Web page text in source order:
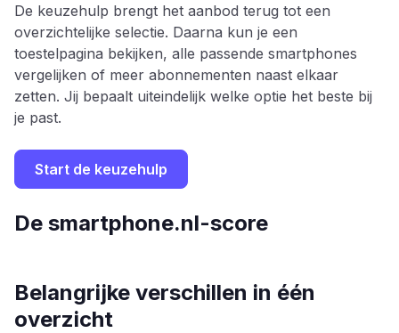
De keuzehulp brengt het aanbod terug tot een
overzichtelijke selectie. Daarna kun je een
toestelpagina bekijken, alle passende smartphones
vergelijken of meer abonnementen naast elkaar
zetten. Jij bepaalt uiteindelijk welke optie het beste bij
je past.
Start de keuzehulp
De smartphone.nl-score
Belangrijke verschillen in één
overzicht